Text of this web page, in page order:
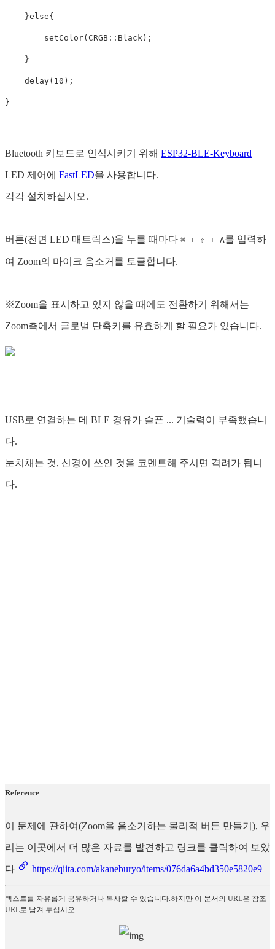
}else{
setColor( CRGB :: Black );
}
delay( 10 );
}
Bluetooth 키보드로 인식시키기 위해 ESP32-BLE-Keyboard
LED 제어에 FastLED을 사용합니다.
각각 설치하십시오.
버튼(전면 LED 매트릭스)을 누를 때마다 ⌘ + ⇧ + A를 입력하
여 Zoom의 마이크 음소거를 토글합니다.
※Zoom을 표시하고 있지 않을 때에도 전환하기 위해서는
Zoom측에서 글로벌 단축키를 유효하게 할 필요가 있습니다.
USB로 연결하는 데 BLE 경유가 슬픈 ... 기술력이 부족했습니
다.
눈치채는 것, 신경이 쓰인 것을 코멘트해 주시면 격려가 됩니
다.
Reference
이 문제에 관하여(Zoom을 음소거하는 물리적 버튼 만들기), 우
리는 이곳에서 더 많은 자료를 발견하고 링크를 클릭하여 보았
다 https://qiita.com/akaneburyo/items/076da6a4bd350e5820e9
텍스트를 자유롭게 공유하거나 복사할 수 있습니다.하지만 이 문서의 URL은 참조
URL로 남겨 두십시오.